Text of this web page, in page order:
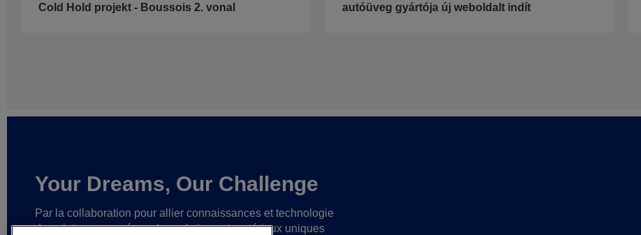
Cold Hold projekt - Boussois 2. vonal
autóüveg gyártója új weboldalt indít
Your Dreams, Our Challenge
Par la collaboration pour allier connaissances et technologie
de pointe,nous créons des solutions et matériaux uniques